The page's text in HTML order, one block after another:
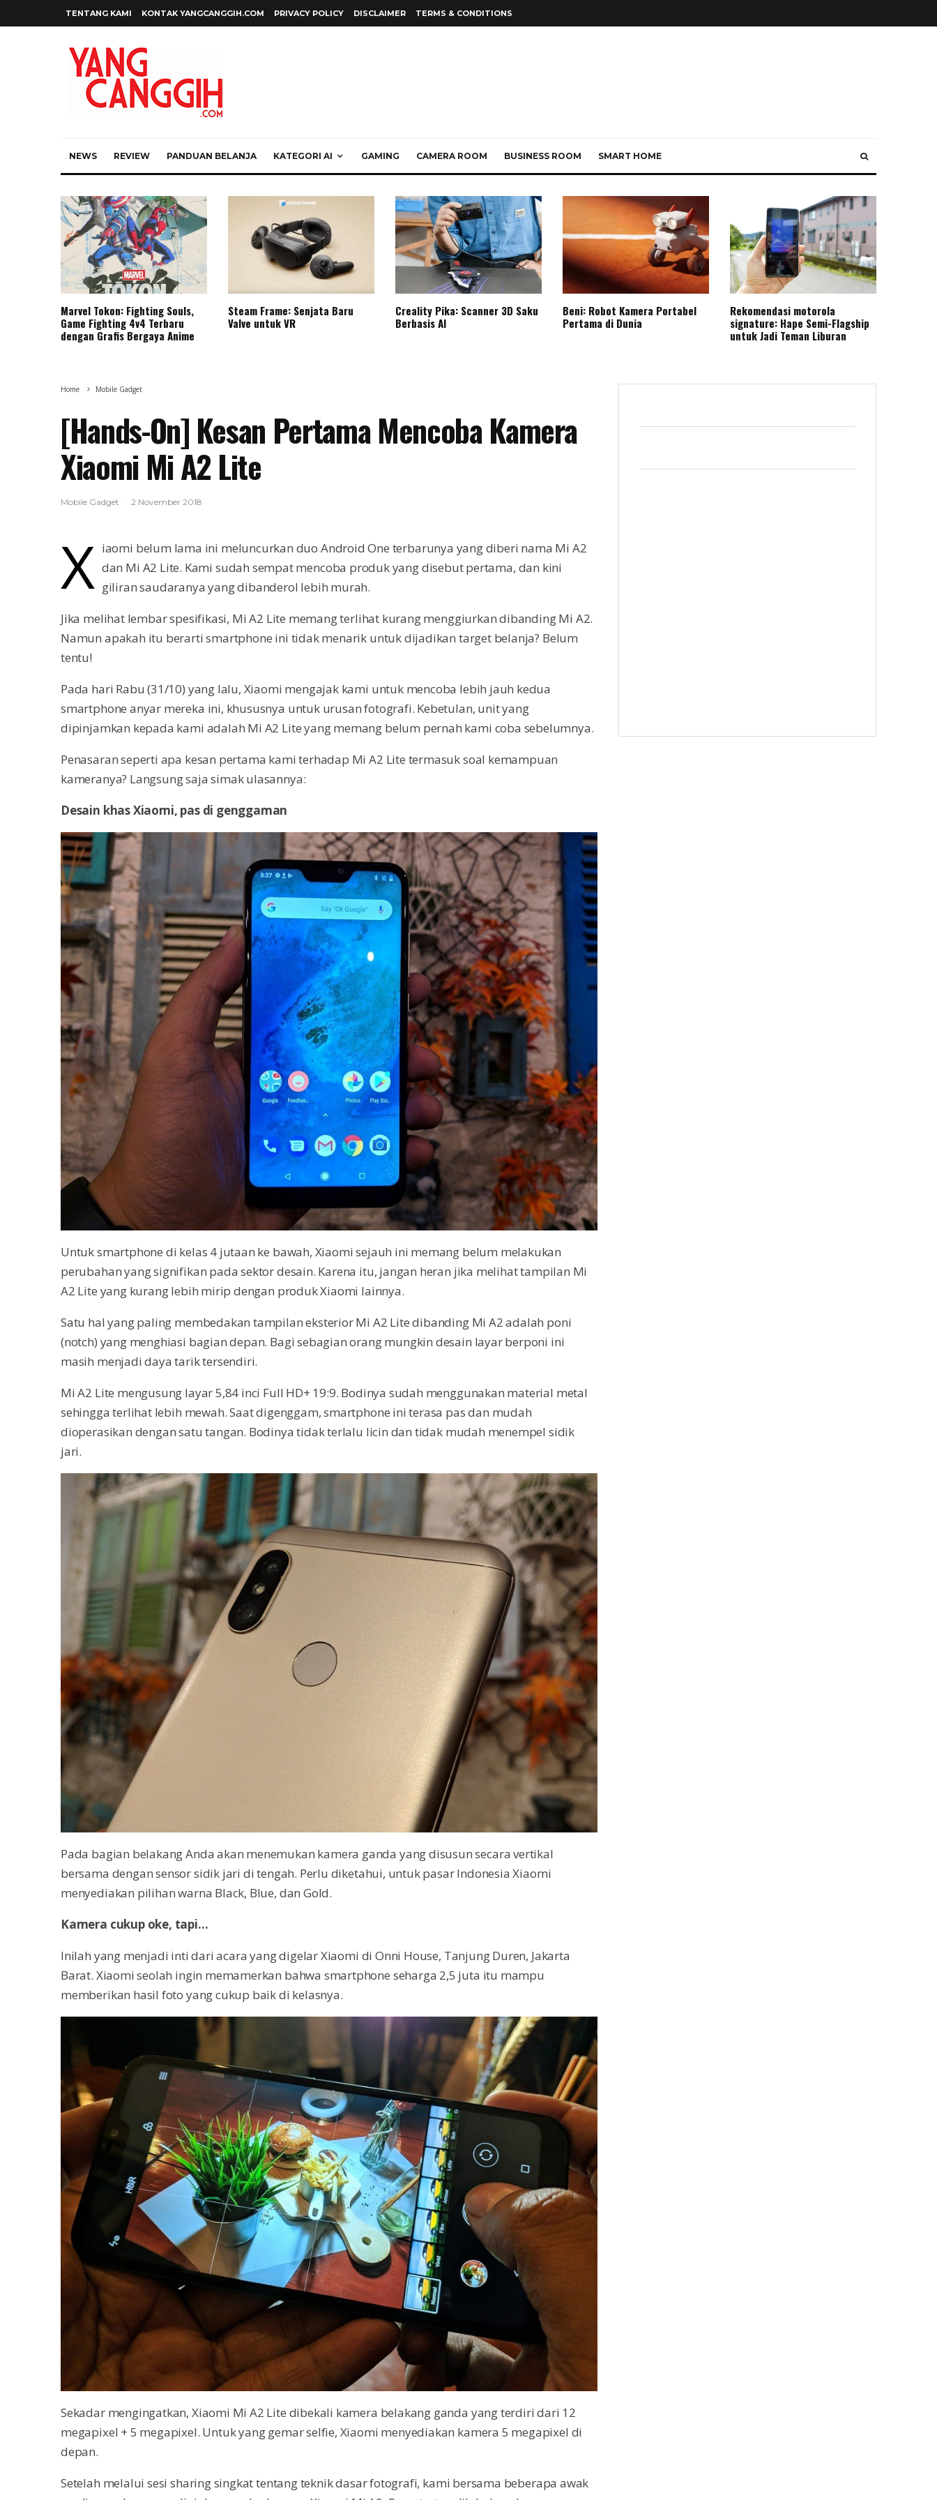
TENTANG KAMI KONTAK YANGCANGGIH.COM PRIVACY POLICY DISCLAIMER TERMS & CONDITIONS
NEWS REVIEW PANDUAN BELANJA KATEGORI AI GAMING CAMERA ROOM BUSINESS ROOM SMART HOME
Marvel Tokon: Fighting Souls,
Game Fighting 4v4 Terbaru
dengan Grafis Bergaya Anime
Steam Frame: Senjata Baru
Valve untuk VR
Creality Pika: Scanner 3D Saku
Berbasis AI
Beni: Robot Kamera Portabel
Pertama di Dunia
Rekomendasi motorola
signature: Hape Semi-Flagship
untuk Jadi Teman Liburan
Home Mobile Gadget
[Hands-On] Kesan Pertama Mencoba Kamera
Xiaomi Mi A2 Lite
Mobile Gadget · 2 November 2018
X iaomi belum lama ini meluncurkan duo Android One terbarunya yang diberi nama Mi A2
dan Mi A2 Lite. Kami sudah sempat mencoba produk yang disebut pertama, dan kini
giliran saudaranya yang dibanderol lebih murah.
Jika melihat lembar spesifikasi, Mi A2 Lite memang terlihat kurang menggiurkan dibanding Mi A2.
Namun apakah itu berarti smartphone ini tidak menarik untuk dijadikan target belanja? Belum
tentu!
Pada hari Rabu (31/10) yang lalu, Xiaomi mengajak kami untuk mencoba lebih jauh kedua
smartphone anyar mereka ini, khususnya untuk urusan fotografi. Kebetulan, unit yang
dipinjamkan kepada kami adalah Mi A2 Lite yang memang belum pernah kami coba sebelumnya.
Penasaran seperti apa kesan pertama kami terhadap Mi A2 Lite termasuk soal kemampuan
kameranya? Langsung saja simak ulasannya:
Desain khas Xiaomi, pas di genggaman
Untuk smartphone di kelas 4 jutaan ke bawah, Xiaomi sejauh ini memang belum melakukan
perubahan yang signifikan pada sektor desain. Karena itu, jangan heran jika melihat tampilan Mi
A2 Lite yang kurang lebih mirip dengan produk Xiaomi lainnya.
Satu hal yang paling membedakan tampilan eksterior Mi A2 Lite dibanding Mi A2 adalah poni
(notch) yang menghiasi bagian depan. Bagi sebagian orang mungkin desain layar berponi ini
masih menjadi daya tarik tersendiri.
Mi A2 Lite mengusung layar 5,84 inci Full HD+ 19:9. Bodinya sudah menggunakan material metal
sehingga terlihat lebih mewah. Saat digenggam, smartphone ini terasa pas dan mudah
dioperasikan dengan satu tangan. Bodinya tidak terlalu licin dan tidak mudah menempel sidik
jari.
Pada bagian belakang Anda akan menemukan kamera ganda yang disusun secara vertikal
bersama dengan sensor sidik jari di tengah. Perlu diketahui, untuk pasar Indonesia Xiaomi
menyediakan pilihan warna Black, Blue, dan Gold.
Kamera cukup oke, tapi…
Inilah yang menjadi inti dari acara yang digelar Xiaomi di Onni House, Tanjung Duren, Jakarta
Barat. Xiaomi seolah ingin memamerkan bahwa smartphone seharga 2,5 juta itu mampu
memberikan hasil foto yang cukup baik di kelasnya.
Sekadar mengingatkan, Xiaomi Mi A2 Lite dibekali kamera belakang ganda yang terdiri dari 12
megapixel + 5 megapixel. Untuk yang gemar selfie, Xiaomi menyediakan kamera 5 megapixel di
depan.
Setelah melalui sesi sharing singkat tentang teknik dasar fotografi, kami bersama beberapa awak